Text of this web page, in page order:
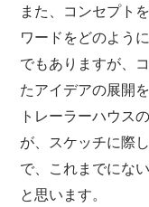
また、コンセプト
ワードをどのよう
でもありますが、
たアイデアの展開
トレーラーハウス
が、スケッチに際
で、これまでにな
と思います。